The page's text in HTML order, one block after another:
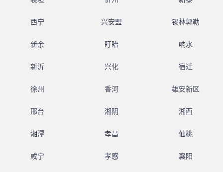
西宁 兴安盟 锡林郭勒
新余 盱眙 响水
新沂 兴化 宿迁
徐州 香河 雄安新区
邢台 湘阴 湘西
湘潭 孝昌 仙桃
咸宁 孝感 襄阳